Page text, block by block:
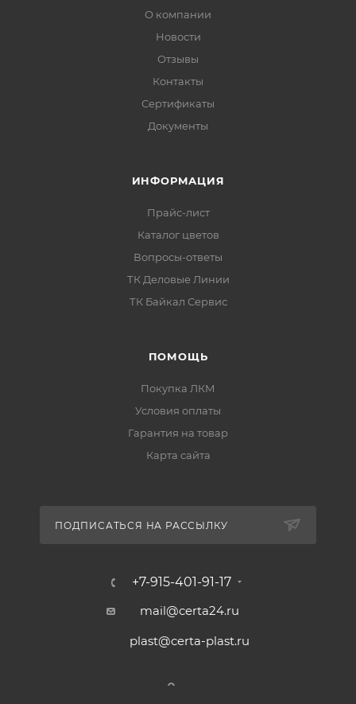
О компании
Новости
Отзывы
Контакты
Сертификаты
Документы
ИНФОРМАЦИЯ
Прайс-лист
Каталог цветов
Вопросы-ответы
ТК Деловые Линии
ТК Байкал Сервис
ПОМОЩЬ
Покупка ЛКМ
Условия оплаты
Гарантия на товар
Карта сайта
ПОДПИСАТЬСЯ НА РАССЫЛКУ
+7-915-401-91-17
mail@certa24.ru
plast@certa-plast.ru